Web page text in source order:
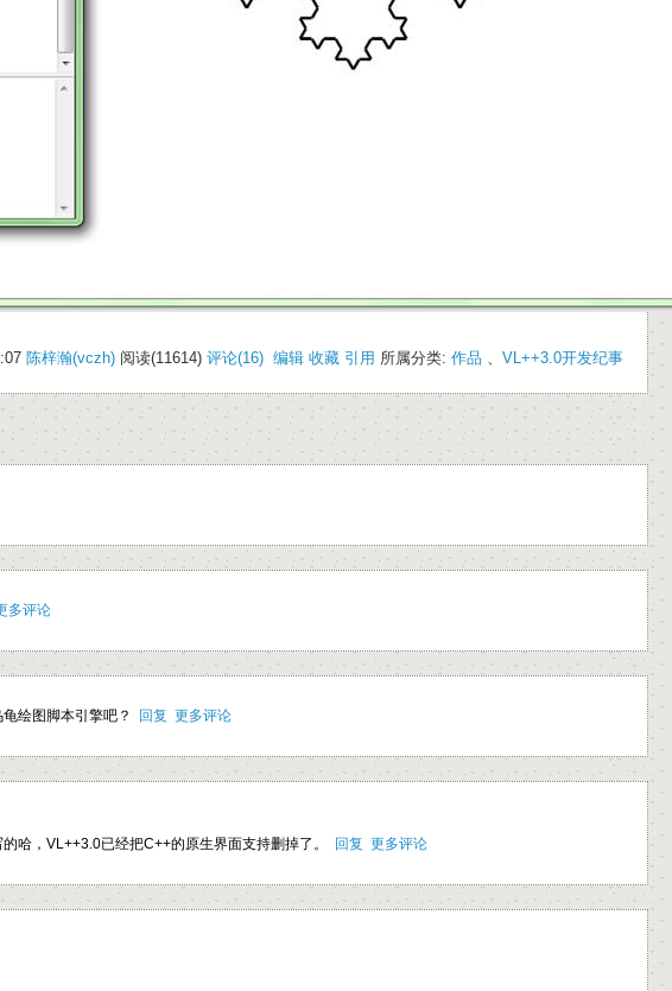
陈梓瀚(vczh) 阅读(11614) 评论(16) 编辑 收藏 引用 所属分类: 作品 、 VL++3.0开发纪事
多评论
绘图脚本引擎吧？
回复 更多评论
哈，VL++3.0已经把C++的原生界面支持删掉了。
回复 更多评论